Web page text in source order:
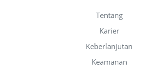
Tentang
Karier
Keberlanjutan
Keamanan